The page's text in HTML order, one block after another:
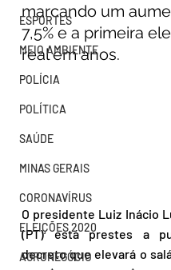
ESPORTES
MEIO AMBIENTE
POLÍCIA
POLÍTICA
SAÚDE
MINAS GERAIS
CORONAVÍRUS
ELEIÇÕES 2020
AGRONEGÓCIO
marcando um
7,5% e a primeira
real em anos.
O presidente Luiz Inácio
(PT) está prestes a
decreto que elevará o